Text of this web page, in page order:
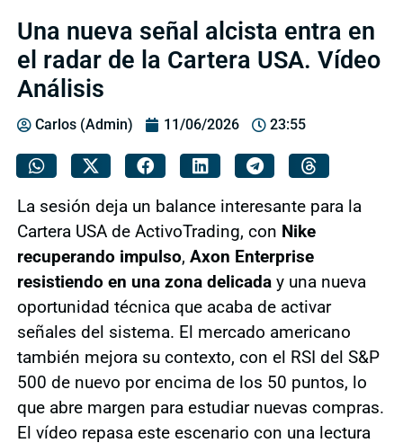
Una nueva señal alcista entra en
el radar de la Cartera USA. Vídeo
Análisis
Carlos (Admin) 11/06/2026 23:55
La sesión deja un balance interesante para la
Cartera USA de ActivoTrading, con Nike
recuperando impulso, Axon Enterprise
resistiendo en una zona delicaday una nueva
oportunidad técnica que acaba de activar
señales del sistema. El mercado americano
también mejora su contexto, con el RSI del S&P
500 de nuevo por encima de los 50 puntos, lo
que abre margen para estudiar nuevas compras.
El vídeo repasa este escenario con una lectura